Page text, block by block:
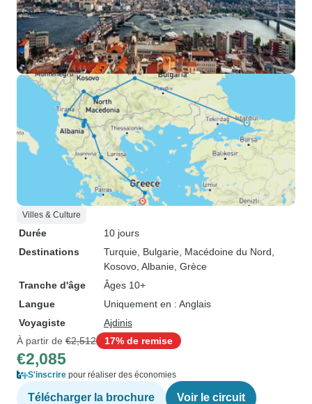
Villes & Culture
Durée
10 jours
Destinations
Turquie , Bulgarie , Macédoine du Nord
Kosovo , Albanie , Grèce
Tranche d'âge
Âges 10+
Langue
Uniquement en : Anglais
Voyagiste
Ajdinis
À partir de €2,512 17% de remise
€2,085
S'inscrire pour réaliser des économies
Télécharger la brochure Voir le circuit